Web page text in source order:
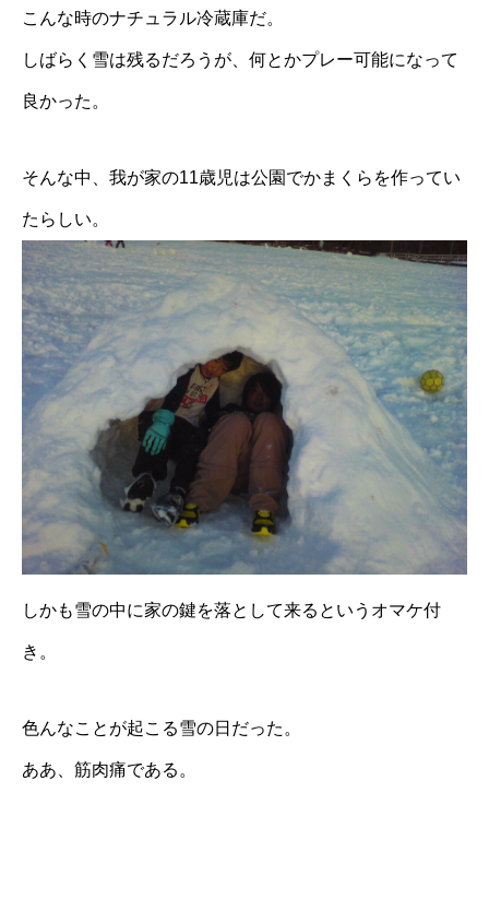
こんな時のナチュラル冷蔵庫だ。
しばらく雪は残るだろうが、何とかプレー可能になって
良かった。
そんな中、我が家の11歳児は公園でかまくらを作ってい
たらしい。
しかも雪の中に家の鍵を落として来るというオマケ付
き。
色んなことが起こる雪の日だった。
ああ、筋肉痛である。